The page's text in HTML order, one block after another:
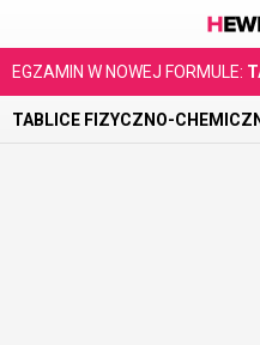
EGZAMIN W NOWEJ FORMULE:
TABLICE FIZYCZNO-